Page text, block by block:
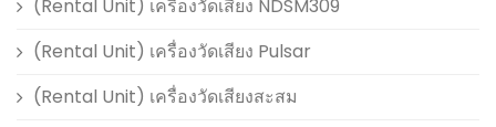
(Rental Unit) เครื่องวัดเสียง NDSM309
(Rental Unit) เครื่องวัดเสียง Pulsar
(Rental Unit) เครื่องวัดเสียงสะสม